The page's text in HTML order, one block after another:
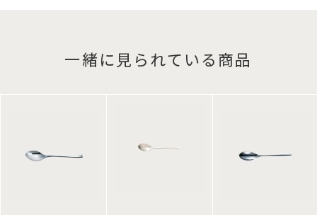
一緒に見られている商品